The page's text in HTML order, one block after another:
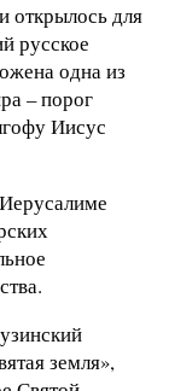
открылось для
русское
одна из
– порог
Иисус
земля»,